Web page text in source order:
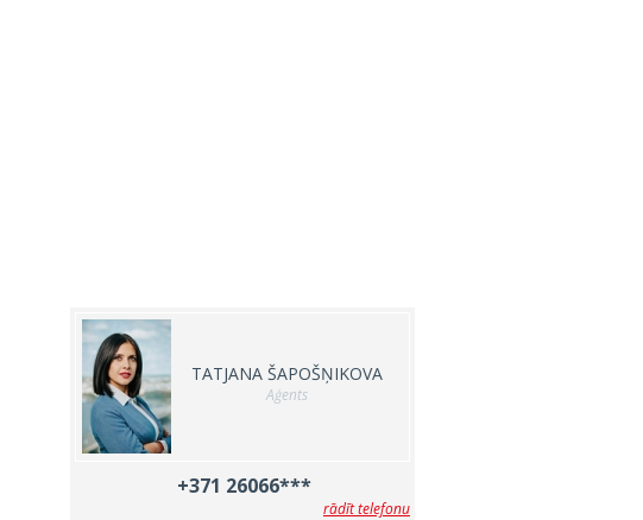
TATJANA ŠAPOŠŅIKOVA
Aģents
+371 26066***
rādīt telefonu